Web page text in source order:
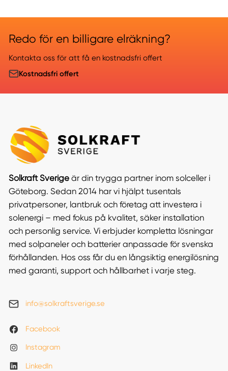
Redo för en billigare elräkning?
Kontakta oss för att få en kostnadsfri offert
Kostnadsfri offert
Solkraft Sverigeär din trygga partner inom solceller i
Göteborg. Sedan 2014 har vi hjälpt tusentals
privatpersoner, lantbruk och företag att investera i
solenergi – med fokus på kvalitet, säker installation
och personlig service. Vi erbjuder kompletta lösningar
med solpaneler och batterier anpassade för svenska
förhållanden. Hos oss får du en långsiktig energilösning
med garanti, support och hållbarhet i varje steg.
info@solkraftsverige.se
Facebook
Instagram
LinkedIn